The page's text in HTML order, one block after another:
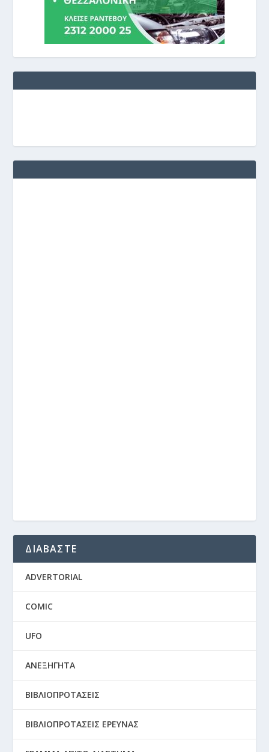
ΔΙΑΒΑΣΤΕ
ADVERTORIAL
COMIC
UFO
ΑΝΕΞΗΓΗΤΑ
ΒΙΒΛΙΟΠΡΟΤΑΣΕΙΣ
ΒΙΒΛΙΟΠΡΟΤΑΣΕΙΣ ΕΡΕΥΝΑΣ